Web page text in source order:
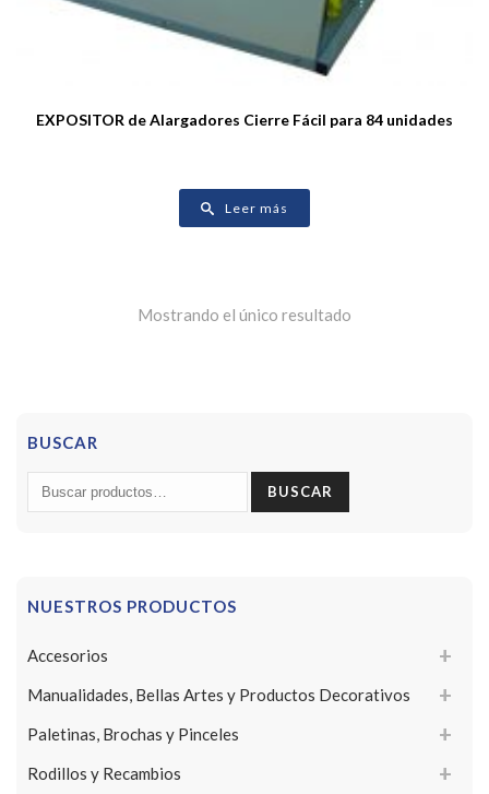
EXPOSITOR de Alargadores Cierre Fácil para 84 unidades
Leer más
Mostrando el único resultado
BUSCAR
Buscar
por:
BUSCAR
NUESTROS PRODUCTOS
Accesorios
Manualidades, Bellas Artes y Productos Decorativos
Paletinas, Brochas y Pinceles
Rodillos y Recambios